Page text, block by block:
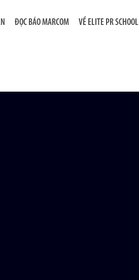
ĐỌC BÁO MARCOM VỀ ELITE PR SCHOOL